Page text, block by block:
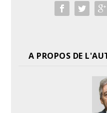
A PROPOS DE